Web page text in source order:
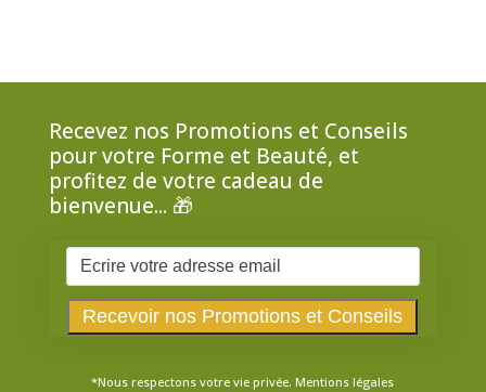
Recevez nos Promotions et Conseils
pour votre Forme et Beauté, et
profitez de votre cadeau de
bienvenue... 🎁
*Nous respectons votre vie privée.Mentions légales